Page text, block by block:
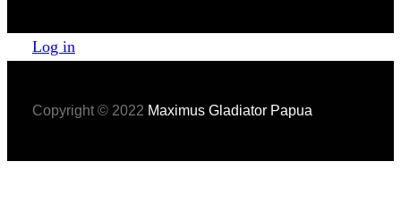
Log in
Copyright © 2022 Maximus Gladiator Papua